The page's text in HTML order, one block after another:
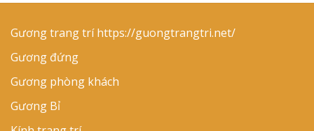
Gương trang tríhttps://guongtrangtri.net/
Gương đứng
Gương phòng khách
Gương Bỉ